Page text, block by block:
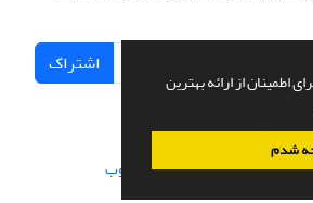
اطمینان از ارائه بهترین
شدم
اشتراک
طراحی و پیاده سازی از سیناوب